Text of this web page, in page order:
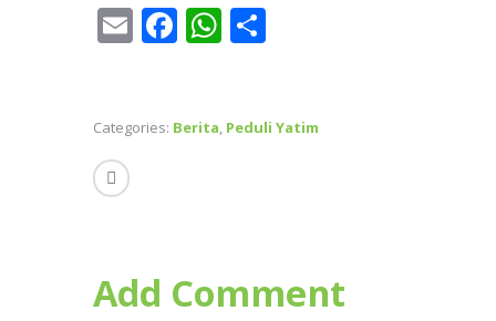
E
l
F
b
W
s e
Categories: Berita, Peduli Yatim
Add Comment